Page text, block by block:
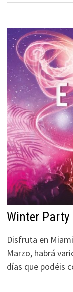
Winter Party
Disfruta en
Marzo, habrá
días que podéis